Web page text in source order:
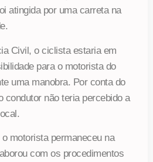
atingida por uma carreta na
Civil, o ciclista estaria em
para o motorista do
uma manobra. Por conta do
condutor não teria percebido a
motorista permaneceu na
com os procedimentos